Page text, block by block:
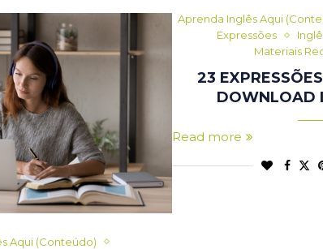
Aqui (Conteúdo)
Aprenda Inglês Aqui
Expressões
Materiais
23
DOWNLOAD
Read more